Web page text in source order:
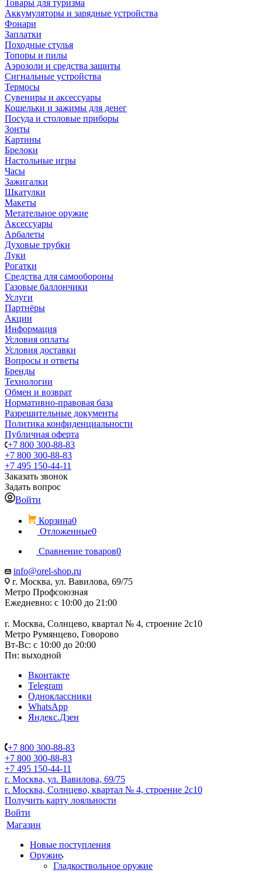
Товары для туризма
Аккумуляторы и зарядные устройства
Фонари
Заплатки
Походные стулья
Топоры и пилы
Аэрозоли и средства защиты
Сигнальные устройства
Термосы
Сувениры и аксессуары
Кошельки и зажимы для денег
Посуда и столовые приборы
Зонты
Картины
Брелоки
Настольные игры
Часы
Зажигалки
Шкатулки
Макеты
Метательное оружие
Аксессуары
Арбалеты
Духовые трубки
Луки
Рогатки
Средства для самообороны
Газовые баллончики
Услуги
Партнёры
Акции
Информация
Условия оплаты
Условия доставки
Вопросы и ответы
Бренды
Технологии
Обмен и возврат
Нормативно-правовая база
Разрешительные документы
Политика конфиденциальности
Публичная оферта
+7 800 300-88-83
+7 800 300-88-83
+7 495 150-44-11
Заказать звонок
Задать вопрос
Войти
Корзина0
Отложенные0
Сравнение товаров0
info@orel-shop.ru
г. Москва, ул. Вавилова, 69/75
Метро Профсоюзная
Ежедневно: с 10:00 до 21:00
г. Москва, Солнцево, квартал № 4, строение 2с10
Метро Румянцево, Говорово
Вт-Вс: с 10:00 до 20:00
Пн: выходной
Вконтакте
Telegram
Одноклассники
WhatsApp
Яндекс.Дзен
+7 800 300-88-83
+7 800 300-88-83
+7 495 150-44-11
г. Москва, ул. Вавилова, 69/75
г. Москва, Солнцево, квартал № 4, строение 2с10
Получить карту лояльности
Войти
Магазин
Новые поступления
Оружие
Гладкоствольное оружие